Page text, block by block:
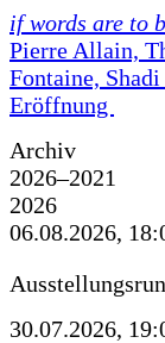
if words are to
Pierre Allain,
Fontaine,
Eröffnung
Archiv
2026–2021
2026
06.08.2026,
30.07.2026,